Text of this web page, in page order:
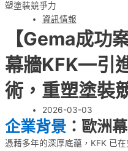
塑塗裝競爭力
資訊情報
【Gema成功
幕牆KFK—引
術，重塑塗裝
2026-03-03
企業背景 ：歐洲
憑藉多年的深厚底蘊，KFK 已